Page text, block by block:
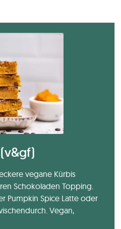
vegane Kürbis
Schokoladen Topping.
Pumpkin Spice Latte oder
Vegan,